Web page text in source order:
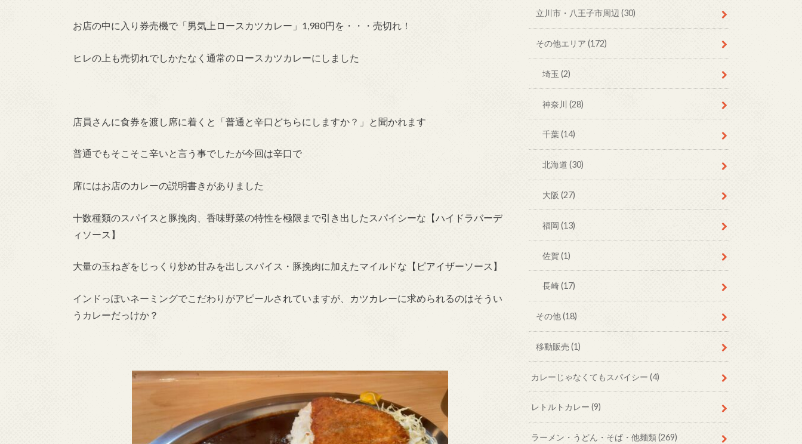
お店の中に入り券売機で「男気上ロースカツカレー」1,980円を・・・売切れ！
ヒレの上も売切れでしかたなく通常のロースカツカレーにしました
店員さんに食券を渡し席に着くと「普通と辛口どちらにしますか？」と聞かれます
普通でもそこそこ辛いと言う事でしたが今回は辛口で
席にはお店のカレーの説明書きがありました
十数種類のスパイスと豚挽肉、香味野菜の特性を極限まで引き出したスパイシーな【ハイドラバーデ
ィソース】
大量の玉ねぎをじっくり炒め甘みを出しスパイス・豚挽肉に加えたマイルドな【ピアイザーソース】
インドっぽいネーミングでこだわりがアピールされていますが、カツカレーに求められるのはそうい
うカレーだっけか？
立川市・八王子市周辺 (30)
その他エリア (172)
埼玉(2)
神奈川(28)
千葉(14)
北海道(30)
大阪(27)
福岡(13)
佐賀(1)
長崎(17)
その他(18)
移動販売 (1)
カレーじゃなくてもスパイシー(4)
レトルトカレー(9)
ラーメン・うどん・そば・他麺類(269)